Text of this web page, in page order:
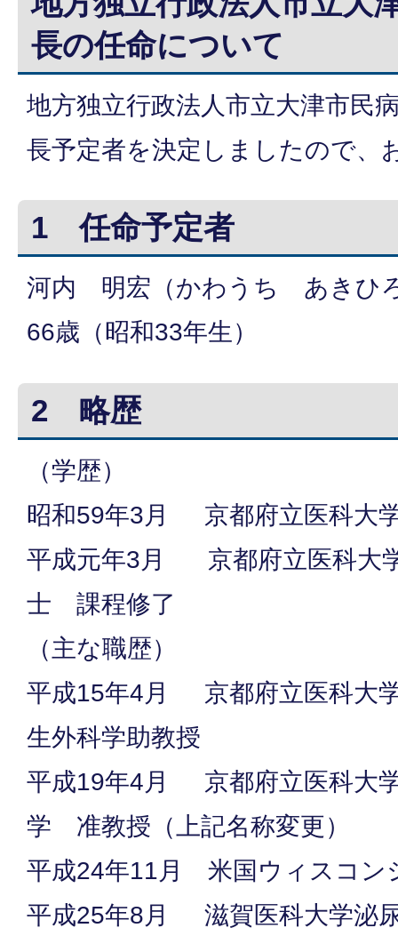
長の任命について
地方独立行政法人市立大津市民
長予定者を決定しましたので、
1 任命予定者
河内 明宏（かわうち あきひ
66歳（昭和33年生）
2 略歴
（学歴）
昭和59年3月 京都府立医科大
平成元年3月 京都府立医科大
士 課程修了
（主な職歴）
平成15年4月 京都府立医科大
生外科学助教授
平成19年4月 京都府立医科大
学 准教授（上記名称変更）
平成24年11月 米国ウィスコン
平成25年8月 滋賀医科大学泌